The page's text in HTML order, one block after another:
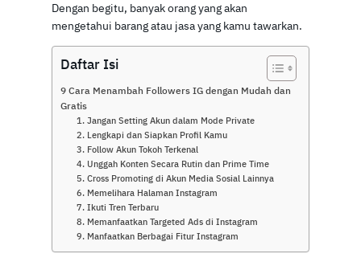
Dengan begitu, banyak orang yang akan
mengetahui barang atau jasa yang kamu tawarkan.
Daftar Isi
9 Cara Menambah Followers IG dengan Mudah dan
Gratis
1. Jangan Setting Akun dalam Mode Private
2. Lengkapi dan Siapkan Profil Kamu
3. Follow Akun Tokoh Terkenal
4. Unggah Konten Secara Rutin dan Prime Time
5. Cross Promoting di Akun Media Sosial Lainnya
6. Memelihara Halaman Instagram
7. Ikuti Tren Terbaru
8. Memanfaatkan Targeted Ads di Instagram
9. Manfaatkan Berbagai Fitur Instagram